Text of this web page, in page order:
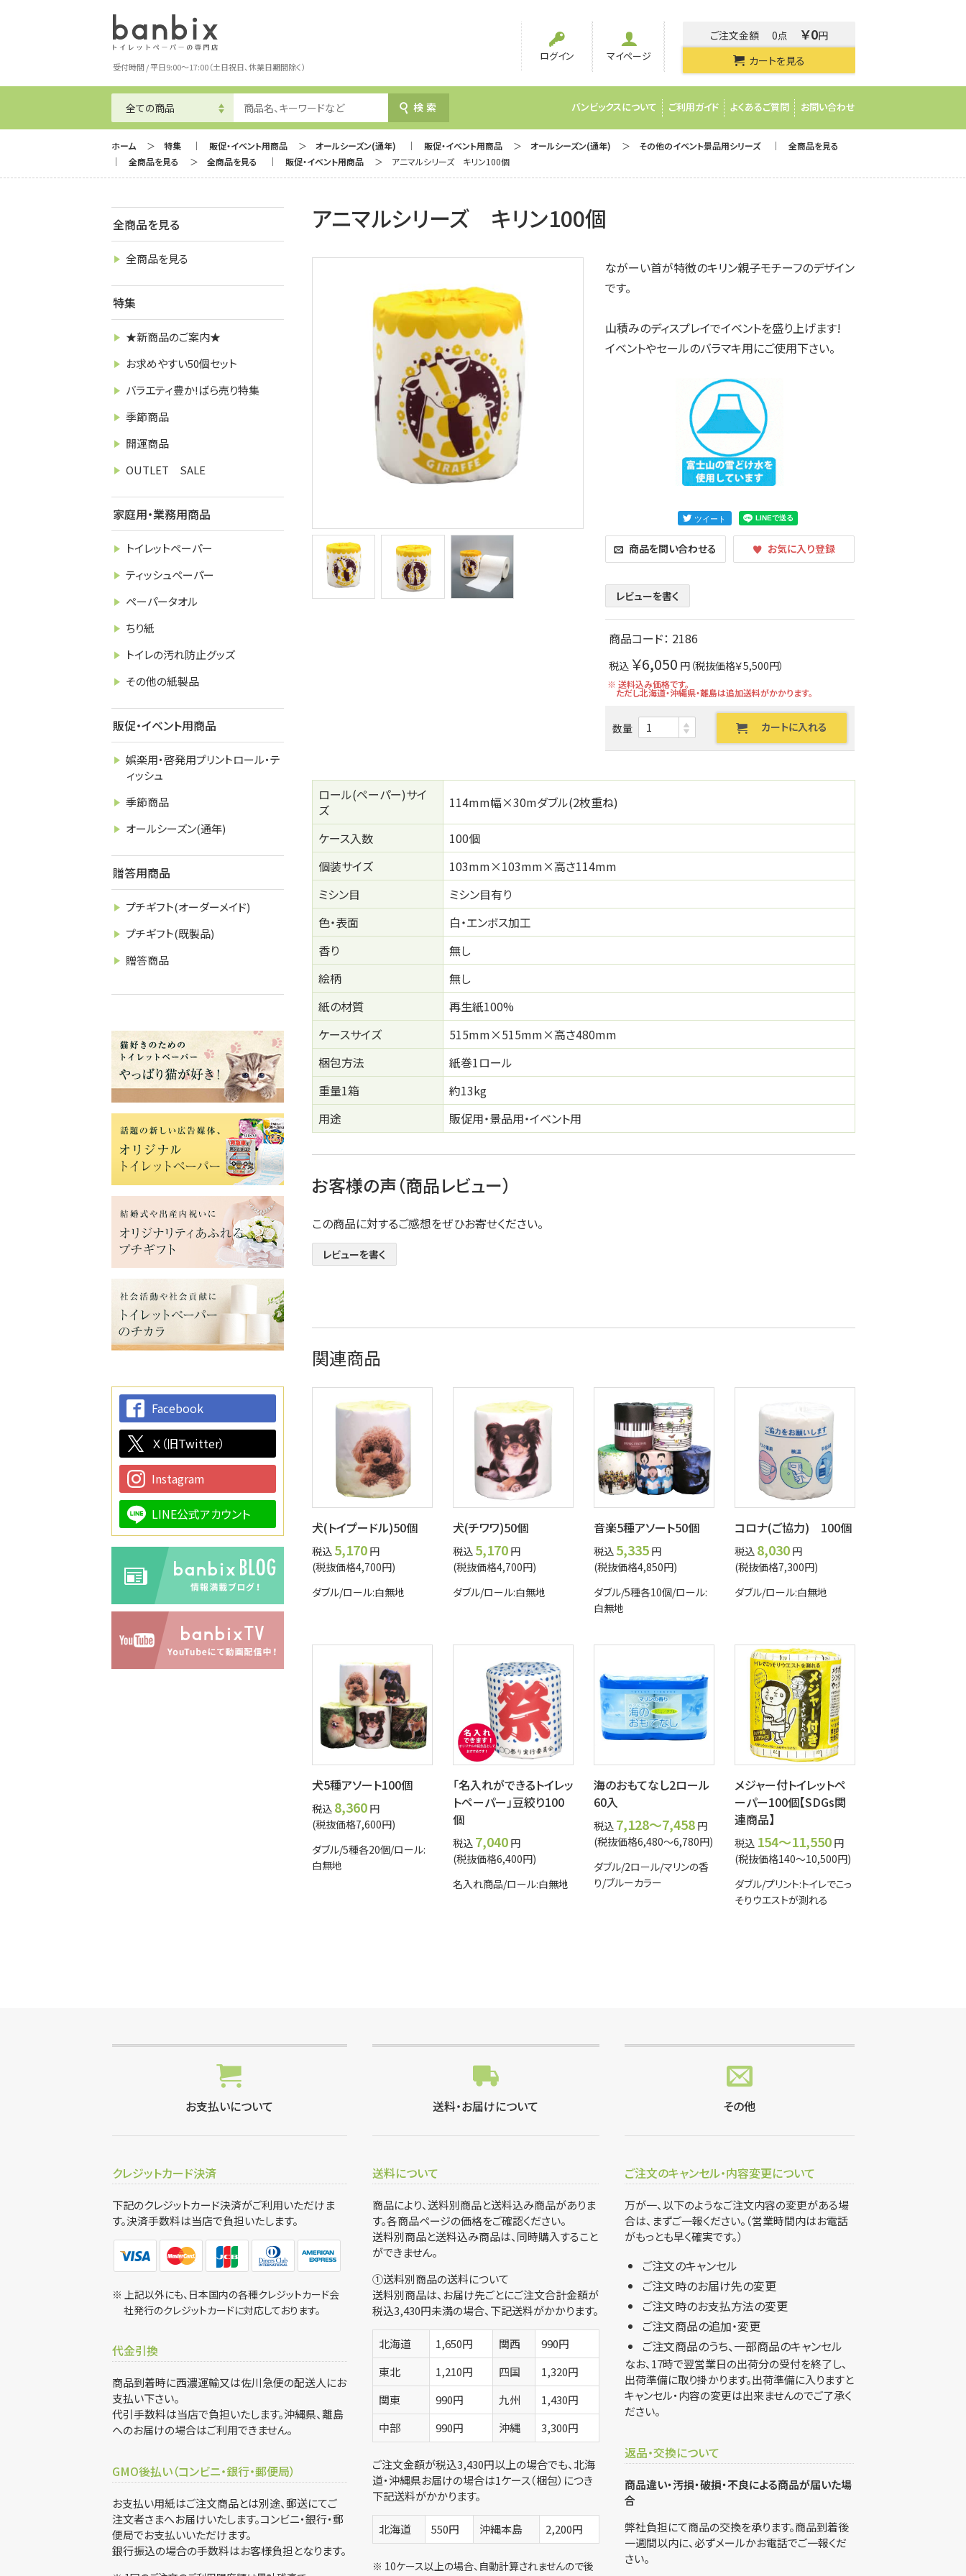
ログイン マイページ
ご注文金額 0点 ￥0円
カートを見る
受付時間 / 平日9:00～17:00（土日祝日、休業日期間除く）
検索 バンビックスについて ご利用ガイド よくあるご質問 お問い合わせ
ホーム 特集 販促・イベント用商品 オールシーズン(通年) 販促・イベント用商品 オールシーズン(通年) その他のイベント景品用シリーズ
全商品を見る
全商品を見る
全商品を見る 販促・イベント用商品 アニマルシリーズ キリン100個
アニマルシリーズ キリン100個
ながーい首が特徴のキリン親子モチーフのデザイン
です。
山積みのディスプレイでイベントを盛り上げます!
イベントやセールのバラマキ用にご使用下さい。
商品を問い合わせる お気に入り登録
レビューを書く
商品コード： 2186
税込 ￥6,050 円（税抜価格￥5,500円）
※ 送料込み価格です。
ただし北海道・沖縄県・離島は追加送料がかかります。
数量 カートに入れる
ロール(ペーパー)サイ
ズ
114mm幅×30mダブル(2枚重ね)
ケース入数
100個
個装サイズ
103mm×103mm×高さ114mm
ミシン目
ミシン目有り
色・表面
白・エンボス加工
香り
無し
絵柄
無し
紙の材質
再生紙100%
ケースサイズ
515mm×515mm×高さ480mm
梱包方法
紙巻1ロール
重量1箱
約13kg
用途
販促用・景品用・イベント用
お客様の声（商品レビュー）
この商品に対するご感想をぜひお寄せください。
レビューを書く
関連商品
犬(トイプードル)50個
税込 5,170 円
(税抜価格4,700円)
ダブル/ロール:白無地
犬(チワワ)50個
税込 5,170 円
(税抜価格4,700円)
ダブル/ロール:白無地
音楽5種アソート50個
税込 5,335 円
(税抜価格4,850円)
ダブル/5種各10個/ロール:
白無地
コロナ(ご協力) 100個
税込 8,030 円
(税抜価格7,300円)
ダブル/ロール:白無地
犬5種アソート100個
税込 8,360 円
(税抜価格7,600円)
ダブル/5種各20個/ロール:
白無地
「名入れができるトイレッ
トペーパー」豆絞り100
個
税込 7,040 円
(税抜価格6,400円)
名入れ商品/ロール:白無地
海のおもてなし2ロール
60入
税込 7,128～7,458 円
(税抜価格6,480～6,780円)
ダブル/2ロール/マリンの香
り/ブルーカラー
メジャー付トイレットペ
ーパー100個【SDGs関
連商品】
税込 154～11,550 円
(税抜価格140～10,500円)
ダブル/プリント:トイレでこっ
そりウエストが測れる
全商品を見る
全商品を見る
特集
★新商品のご案内★
お求めやすい50個セット
バラエティ豊か!ばら売り特集
季節商品
開運商品
OUTLET SALE
家庭用・業務用商品
トイレットペーパー
ティッシュペーパー
ペーパータオル
ちり紙
トイレの汚れ防止グッズ
その他の紙製品
販促・イベント用商品
娯楽用・啓発用プリントロール・テ
ィッシュ
季節商品
オールシーズン(通年)
贈答用商品
プチギフト(オーダーメイド)
プチギフト(既製品)
贈答商品
Facebook
Ｘ（旧Twitter）
Instagram
LINE公式アカウント
お支払いについて
クレジットカード決済
下記のクレジットカード決済がご利用いただけま
す。決済手数料は当店で負担いたします。
※ 上記以外にも、日本国内の各種クレジットカード会
社発行のクレジットカードに対応しております。
代金引換
商品到着時に西濃運輸又は佐川急便の配送人にお
支払い下さい。
代引手数料は当店で負担いたします。沖縄県、離島
へのお届けの場合はご利用できません。
GMO後払い（コンビニ・銀行・郵便局）
お支払い用紙はご注文商品とは別途、郵送にてご
注文者さまへお届けいたします。コンビニ・銀行・郵
便局でお支払いいただけます。
銀行振込の場合の手数料はお客様負担となります。
送料・お届けについて
送料について
商品により、送料別商品と送料込み商品がありま
す。各商品ページの価格をご確認ください。
送料別商品と送料込み商品は、同時購入すること
ができません。
①送料別商品の送料について
送料別商品は、お届け先ごとにご注文合計金額が
税込3,430円未満の場合、下記送料がかかります。
北海道 1,650円 関西
990円
東北
1,210円 四国
1,320円
関東
990円 九州
1,430円
中部
990円 沖縄 3,300円
ご注文金額が税込3,430円以上の場合でも、北海
道・沖縄県お届けの場合は1ケース（梱包）につき
下記送料がかかります。
北海道 550円 沖縄本島 2,200円
※ 10ケース以上の場合、自動計算されませんので後
その他
ご注文のキャンセル・内容変更について
万が一、以下のようなご注文内容の変更がある場
合は、まずご一報ください。（営業時間内はお電話
がもっとも早く確実です。）
ご注文のキャンセル
ご注文時のお届け先の変更
ご注文時のお支払方法の変更
ご注文商品の追加・変更
ご注文商品のうち、一部商品のキャンセル
なお、17時で翌営業日の出荷分の受付を終了し、
出荷準備に取り掛かります。出荷準備に入りますと
キャンセル・内容の変更は出来ませんのでご了承く
ださい。
返品・交換について
商品違い・汚損・破損・不良による商品が届いた場
合
弊社負担にて商品の交換を承ります。商品到着後
一週間以内に、必ずメールかお電話でご一報くだ
さい。